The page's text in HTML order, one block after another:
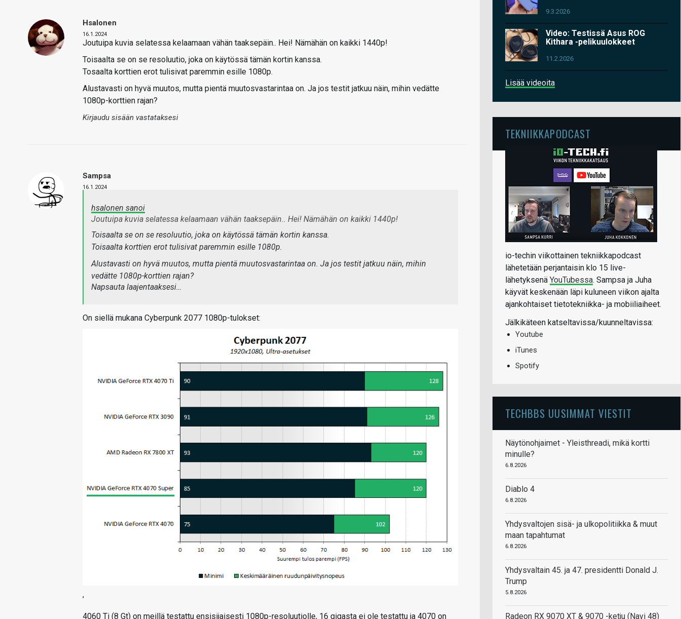
Hsalonen
16.1.2024
Joutuipa kuvia selatessa kelaamaan vähän taaksepäin.. Hei! Nämähän on kaikki 1440p!
Toisaalta se on se resoluutio, joka on käytössä tämän kortin kanssa.
Tosaalta korttien erot tulisivat paremmin esille 1080p.
Alustavasti on hyvä muutos, mutta pientä muutosvastarintaa on. Ja jos testit jatkuu näin, mihin vedätte
1080p-korttien rajan?
Kirjaudu sisään vastataksesi
Sampsa
16.1.2024
hsalonen sanoi
Joutuipa kuvia selatessa kelaamaan vähän taaksepäin.. Hei! Nämähän on kaikki 1440p!
Toisaalta se on se resoluutio, joka on käytössä tämän kortin kanssa.
Toisaalta korttien erot tulisivat paremmin esille 1080p.
Alustavasti on hyvä muutos, mutta pientä muutosvastarintaa on. Ja jos testit jatkuu näin, mihin
vedätte 1080p-korttien rajan?
Napsauta laajentaaksesi…
On siellä mukana Cyberpunk 2077 1080p-tulokset:
’
4060 Ti (8 Gt) on meillä testattu ensisijaisesti 1080p-resoluutiolle, 16 gigasta ei ole testattu ja 4070 on
9.3.2026
Video: Testissä Asus ROG
Kithara -pelikuulokkeet
11.2.2026
Lisää videoita
TEKNIIKKAPODCAST
io-techin viikottainen tekniikkapodcast
lähetetään perjantaisin klo 15 live-
lähetyksenä YouTubessa. Sampsa ja Juha
käyvät keskenään läpi kuluneen viikon ajalta
ajankohtaiset tietotekniikka- ja mobiiliaiheet.
Jälkikäteen katseltavissa/kuunneltavissa:
Youtube
iTunes
Spotify
TECHBBS UUSIMMAT VIESTIT
Näytönohjaimet - Yleisthreadi, mikä kortti
minulle?
6.8.2026
Diablo 4
6.8.2026
Yhdysvaltojen sisä- ja ulkopolitiikka & muut
maan tapahtumat
6.8.2026
Yhdysvaltain 45. ja 47. presidentti Donald J.
Trump
5.8.2026
Radeon RX 9070 XT & 9070 -ketju (Navi 48)